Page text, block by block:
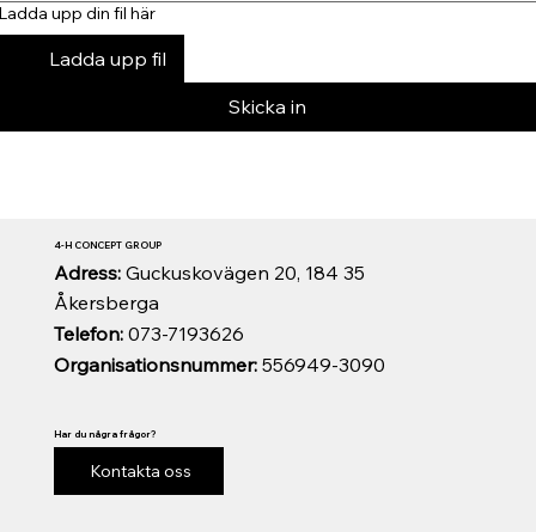
upp din fil här
Ladda upp fil
Skicka in
Organisationsnummer:556949-3090
Telefon:073-7193626
Adress: Guckuskovägen 20, 184 35
Åkersberga
4-H CONCEPT GROUP
Har du några frågor?
Kontakta oss